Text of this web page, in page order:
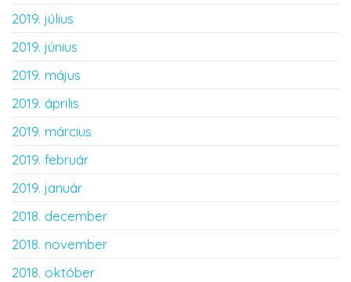
2019. július
2019. június
2019. május
2019. április
2019. március
2019. február
2019. január
2018. december
2018. november
2018. október